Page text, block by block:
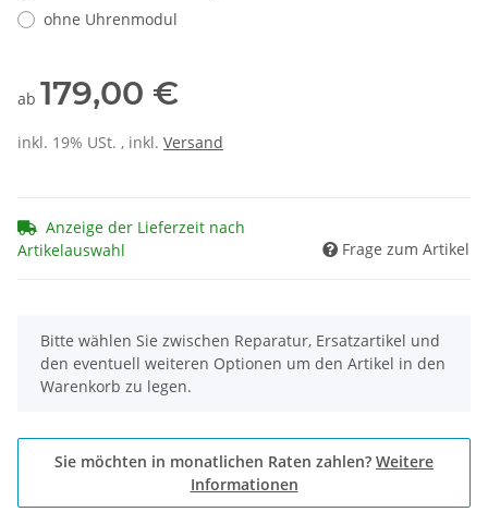
ohne Uhrenmodul
ab 179,00 €
inkl. 19% USt. , inkl. Versand
Anzeige der Lieferzeit nach
Artikelauswahl
Frage zum Artikel
x
Bitte wählen Sie zwischen Reparatur, Ersatzartikel und
den eventuell weiteren Optionen um den Artikel in den
Warenkorb zu legen.
Sie möchten in monatlichen Raten zahlen? Weitere
Informationen